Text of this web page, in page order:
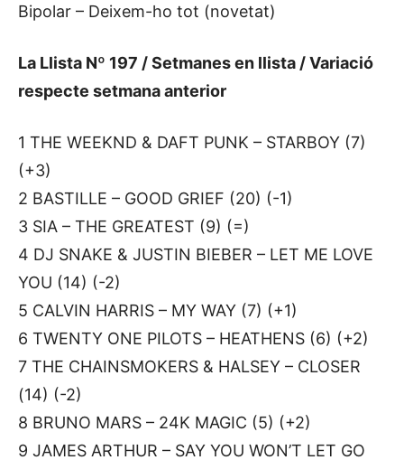
Bipolar – Deixem-ho tot (novetat)
La Llista Nº 197 / Setmanes en llista / Variació
respecte setmana anterior
1 THE WEEKND & DAFT PUNK – STARBOY (7)
(+3)
2 BASTILLE – GOOD GRIEF (20) (-1)
3 SIA – THE GREATEST (9) (=)
4 DJ SNAKE & JUSTIN BIEBER – LET ME LOVE
YOU (14) (-2)
5 CALVIN HARRIS – MY WAY (7) (+1)
6 TWENTY ONE PILOTS – HEATHENS (6) (+2)
7 THE CHAINSMOKERS & HALSEY – CLOSER
(14) (-2)
8 BRUNO MARS – 24K MAGIC (5) (+2)
9 JAMES ARTHUR – SAY YOU WON’T LET GO